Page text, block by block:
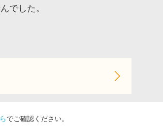
でした。
でご確認ください。